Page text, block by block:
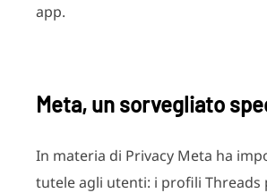
app.
Meta, un sorvegliato
In materia di Privacy Meta ha
tutele agli utenti: i profili Threads